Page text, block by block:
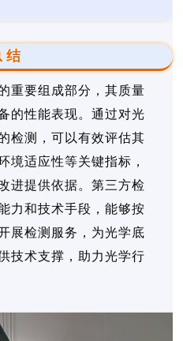
结
重要组成部分，其质量
的性能表现。通过对光
检测，可以有效评估其
境适应性等关键指标，
进提供依据。第三方检
力和技术手段，能够按
展检测服务，为光学底
技术支撑，助力光学行